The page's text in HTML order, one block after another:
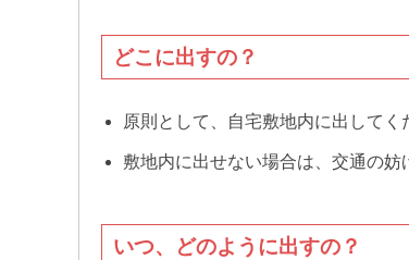
どこに出すの？
原則として、自宅敷地内に出してく
敷地内に出せない場合は、交通の妨
いつ、どのように出すの？